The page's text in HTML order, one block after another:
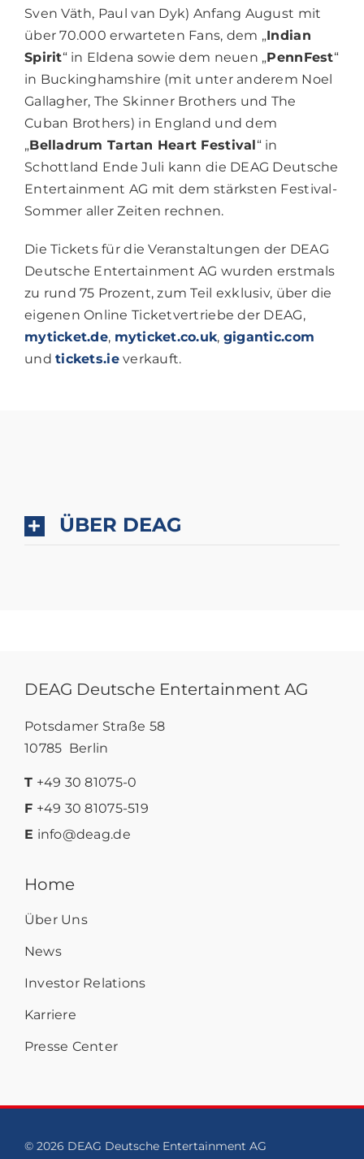
Sven Väth, Paul van Dyk) Anfang August mit
über 70.000 erwarteten Fans, dem „Indian
Spirit“ in Eldena sowie dem neuen „PennFest“
in Buckinghamshire (mit unter anderem Noel
Gallagher, The Skinner Brothers und The
Cuban Brothers) in England und dem
„Belladrum Tartan Heart Festival“ in
Schottland Ende Juli kann die DEAG Deutsche
Entertainment AG mit dem stärksten Festival-
Sommer aller Zeiten rechnen.
Die Tickets für die Veranstaltungen der DEAG
Deutsche Entertainment AG wurden erstmals
zu rund 75 Prozent, zum Teil exklusiv, über die
eigenen Online Ticketvertriebe der DEAG,
myticket.de, myticket.co.uk, gigantic.com
undtickets.ieverkauft.
ÜBER DEAG
DEAG Deutsche Entertainment AG
Potsdamer Straße 58
10785 Berlin
T +49 30 81075-0
F +49 30 81075-519
E info@deag.de
Home
Über Uns
News
Investor Relations
Karriere
Presse Center
© 2026 DEAG Deutsche Entertainment AG